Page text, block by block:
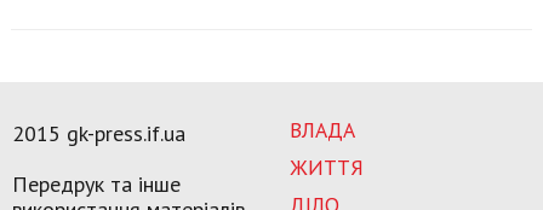
ВЛАДА
ЖИТТЯ
2015 gk-press.if.ua
Передрук та інше